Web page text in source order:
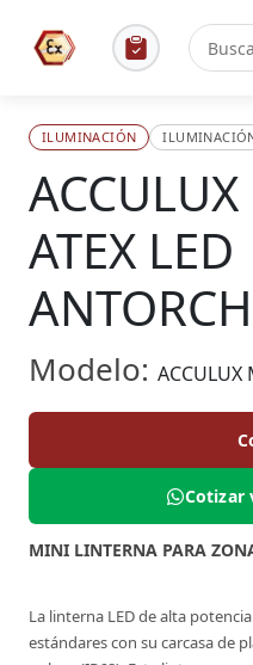
ILUMINACIÓN
ATEX
Modelo: ACCULUX
Cotizar
MINI LINTERNA PARA
La linterna LED de alta
estándares con su carcasa de